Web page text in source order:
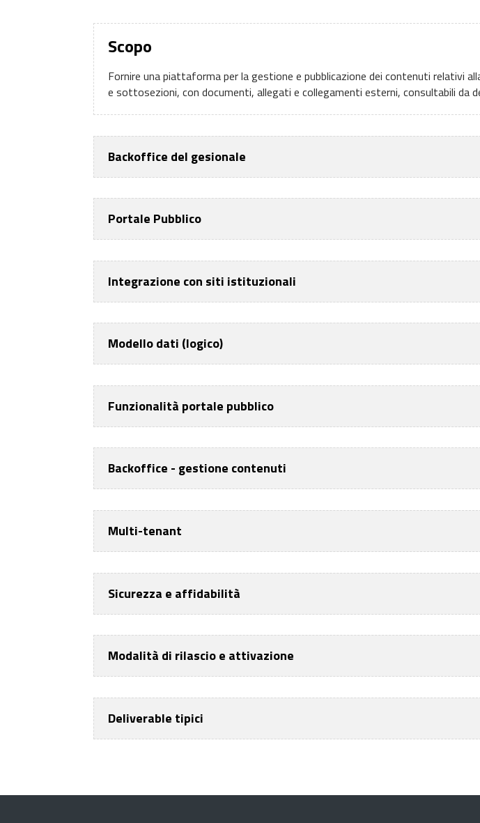
Scopo
Fornire una piattaforma per la gestione e pubblicazione dei contenuti relativi
e sottosezioni, con documenti, allegati e collegamenti esterni, consultabili da
Backoffice del gesionale
Portale Pubblico
Integrazione con siti istituzionali
Modello dati (logico)
Funzionalità portale pubblico
Backoffice - gestione contenuti
Multi-tenant
Sicurezza e affidabilità
Modalità di rilascio e attivazione
Deliverable tipici